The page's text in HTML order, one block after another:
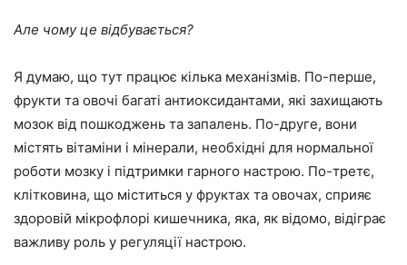
Але чому це відбувається?
Я думаю, що тут працює кілька механізмів. По-перше,
фрукти та овочі багаті антиоксидантами, які захищають
мозок від пошкоджень та запалень. По-друге, вони
містять вітаміни і мінерали, необхідні для нормальної
роботи мозку і підтримки гарного настрою. По-третє,
клітковина, що міститься у фруктах та овочах, сприяє
здоровій мікрофлорі кишечника, яка, як відомо, відіграє
важливу роль у регуляції настрою.